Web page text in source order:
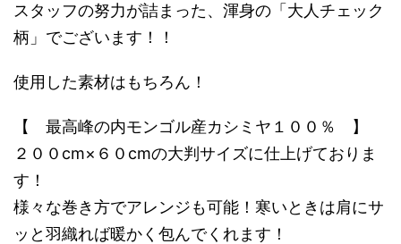
スタッフの努力が詰まった、渾身の「大人チェック
柄」でございます！！
使用した素材はもちろん！
【 最高峰の内モンゴル産カシミヤ１００％ 】
２００cm×６０cmの大判サイズに仕上げておりま
す！
様々な巻き方でアレンジも可能！寒いときは肩にサ
ッと羽織れば暖かく包んでくれます！